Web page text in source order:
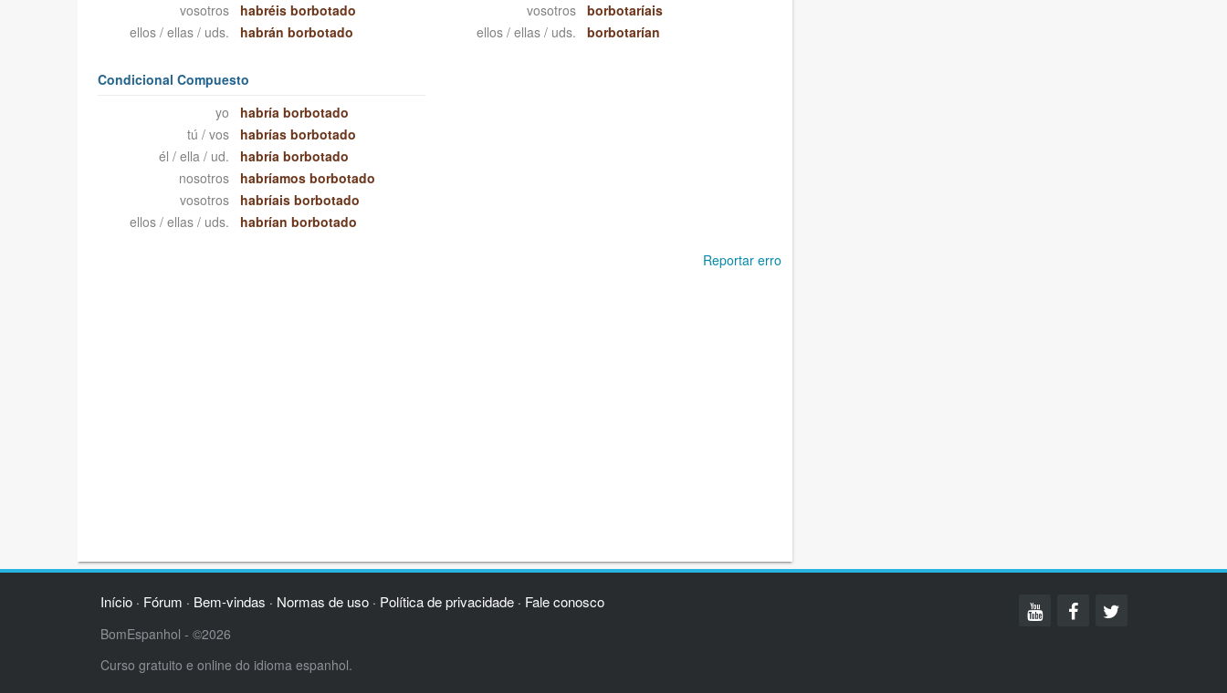
vosotros
habréis borbotado
ellos / ellas / uds.
habrán borbotado
vosotros
borbotaríais
ellos / ellas / uds.
borbotarían
Condicional Compuesto
yo
habría borbotado
tú / vos
habrías borbotado
él / ella / ud.
habría borbotado
nosotros
habríamos borbotado
vosotros
habríais borbotado
ellos / ellas / uds.
habrían borbotado
Reportar erro
Início· Fórum · Bem-vindas · Normas de uso· Política de privacidade· Fale conosco
BomEspanhol - ©2026
Curso gratuito e online do idioma espanhol.